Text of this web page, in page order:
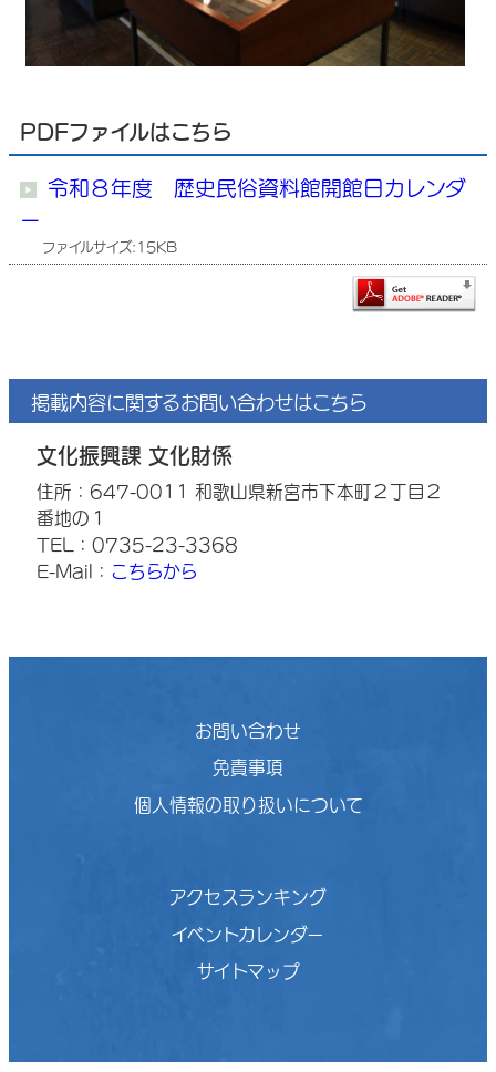
PDFファイルはこちら
令和８年度 歴史民俗資料館開館日カレンダ
ー
ファイルサイズ:15KB
掲載内容に関するお問い合わせはこちら
文化振興課 文化財係
住所：647-0011 和歌山県新宮市下本町２丁目２
番地の１
TEL：0735-23-3368
E-Mail： こちらから
お問い合わせ
免責事項
個人情報の取り扱いについて
アクセスランキング
イベントカレンダー
サイトマップ